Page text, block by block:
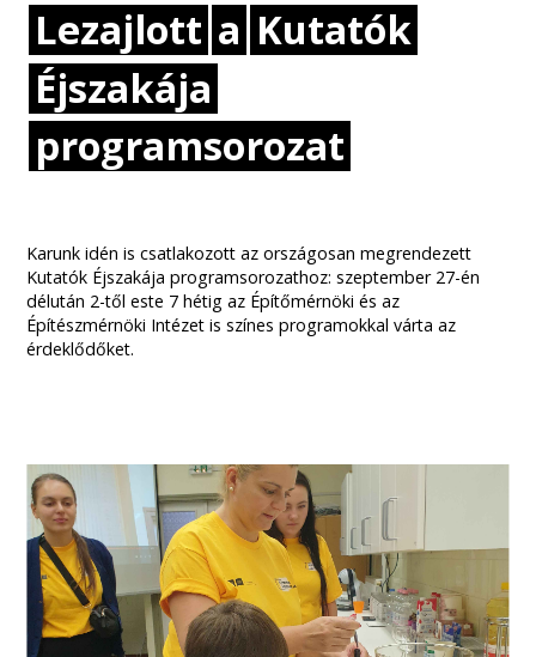
Lezajlott a Kutatók
Éjszakája
programsorozat
Karunk idén is csatlakozott az országosan megrendezett
Kutatók Éjszakája programsorozathoz: szeptember 27-én
délután 2-től este 7 hétig az Építőmérnöki és az
Építészmérnöki Intézet is színes programokkal várta az
érdeklődőket.